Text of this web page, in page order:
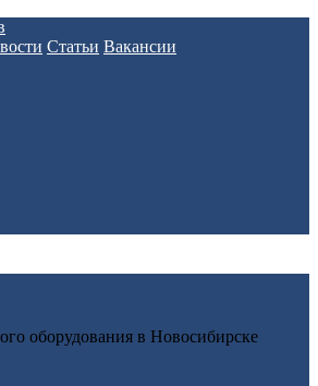
Статьи Вакансии
оборудования в Новосибирске